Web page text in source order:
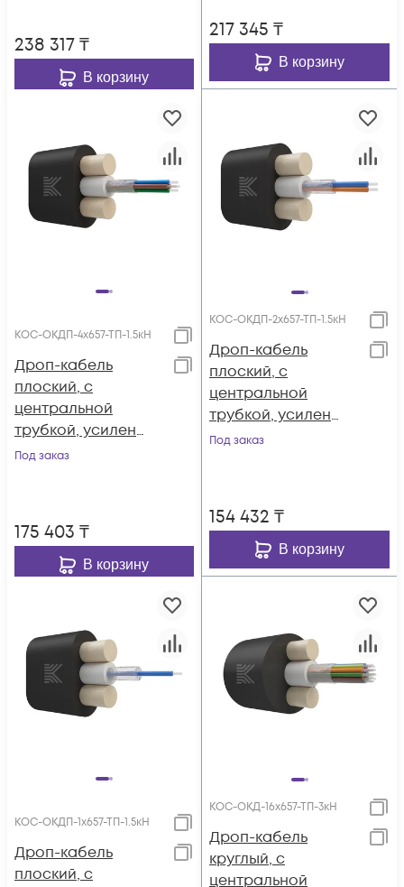
238 317₸
В корзину
217 345 ₸
В корзину
КОС-ОКДП-4х657-ТП-1.5кН
Дроп-кабель
плоский, с
центральной
трубкой, усилен
стеклопрутками, 4
Под заказ
175 403 ₸
В корзину
КОС-ОКДП-2х657-ТП-1.5кН
Дроп-кабель
плоский, с
центральной
трубкой, усилен
стеклопрутками, 2
Под заказ
154 432 ₸
В корзину
КОС-ОКДП-1х657-ТП-1.5кН
Дроп-кабель
плоский, с
КОС-ОКД-16х657-ТП-3кН
Дроп-кабель
круглый, с
центральной